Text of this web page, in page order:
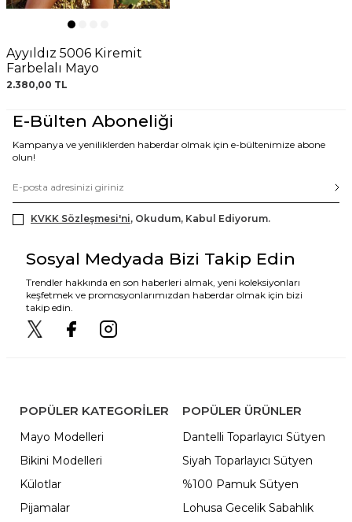
Ayyıldız 5006 Kiremit
Farbelalı Mayo
2.380,00 TL
E-Bülten Aboneliği
Kampanya ve yeniliklerden haberdar olmak için e-bültenimize abone
olun!
KVKK Sözleşmesi'ni, Okudum, Kabul Ediyorum.
Sosyal Medyada Bizi Takip Edin
Trendler hakkında en son haberleri almak, yeni koleksiyonları
keşfetmek ve promosyonlarımızdan haberdar olmak için bizi
takip edin.
POPÜLER KATEGORILER
Mayo Modelleri
Bikini Modelleri
Külotlar
Pijamalar
POPÜLER ÜRÜNLER
Dantelli Toparlayıcı Sütyen
Siyah Toparlayıcı Sütyen
%100 Pamuk Sütyen
Lohusa Gecelik Sabahlık